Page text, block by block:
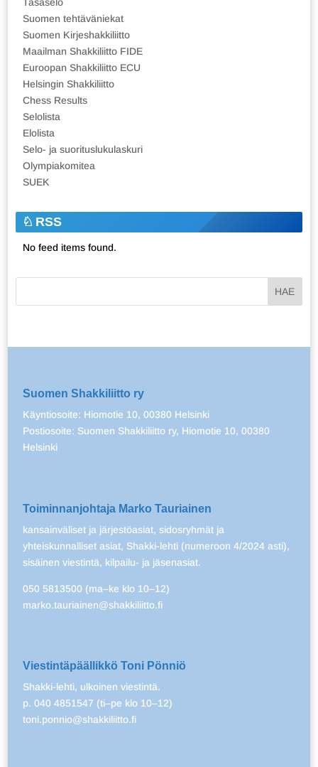
Suomen tehtäväniekat
Suomen Kirjeshakkiliitto
Maailman Shakkiliitto FIDE
Euroopan Shakkiliitto ECU
Helsingin Shakkiliitto
Chess Results
Selolista
Elolista
Selo- ja suorituslukulaskuri
Olympiakomitea
SUEK
RSS
No feed items found.
Suomen Shakkiliitto ry
Käyntiosoite: Hiomotie 10, 00380 Helsinki
Postiosoite: Suomen Shakkiliitto ry, Hiomotie 10, 00380
Helsinki
Toiminnanjohtaja Marko Tauriainen
kansainväliset ja järjestöasiat, sidosryhmät ja
yhteiskunnalliset asiat, Shakki-lehti (numeroon 4/2024 asti),
sisäinen viestintä, kilpailu- ja jäsenasiat.
050 5813500 (ma–ke klo 10–12)
marko.tauriainen@shakkiliitto.fi
Viestintäpäällikkö Toni Pönniö
Shakki-lehti, ulkoinen viestintä.
p. 040 4851547 (ti–pe klo 10–12)
toni.ponnio@shakkiliitto.fi